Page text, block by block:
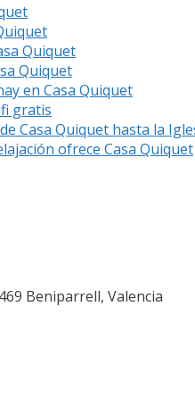
Quiquet
Quiquet
en Casa Quiquet
gratis
Casa Quiquet hasta la
ofrece Casa Quiquet
Beniparrell, Valencia